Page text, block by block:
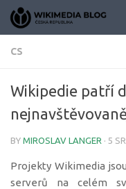
Skip to content
CS
Wikipedie patří
BY MIROSLAV LANGER · 5
Projekty Wikimedia
serverů na celém